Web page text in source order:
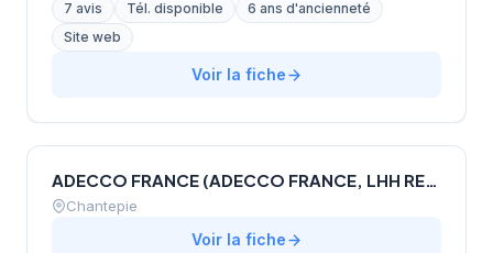
7 avis Tél. disponible
6 ans d'ancienneté
Site web
Voir la fiche
ADECCO FRANCE (ADECCO FRANCE, LHH RECRUITMENT SOLUTIONS, AKKODIS TALENT, QAPA)
Chantepie
Voir la fiche